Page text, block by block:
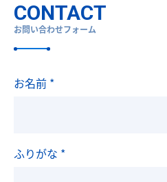
CONTACT
お問い合わせフォーム
お名前 *
ふりがな *